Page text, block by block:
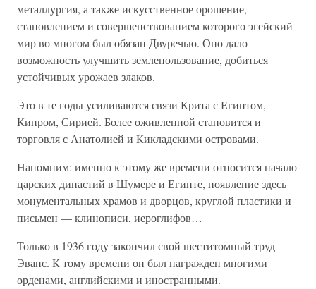
металлургия, а также искусственное орошение,
становлением и совершенствованием которого эгейский
мир во многом был обязан Двуречью. Оно дало
возможность улучшить землепользование, добиться
устойчивых урожаев злаков.
Это в те годы усиливаются связи Крита с Египтом,
Кипром, Сирией. Более оживленной становится и
торговля с Анатолией и Кикладскими островами.
Напомним: именно к этому же времени относится начало
царских династий в Шумере и Египте, появление здесь
монументальных храмов и дворцов, круглой пластики и
письмен — клинописи, иероглифов…
Только в 1936 году закончил свой шеститомный труд
Эванс. К тому времени он был награжден многими
орденами, английскими и иностранными.